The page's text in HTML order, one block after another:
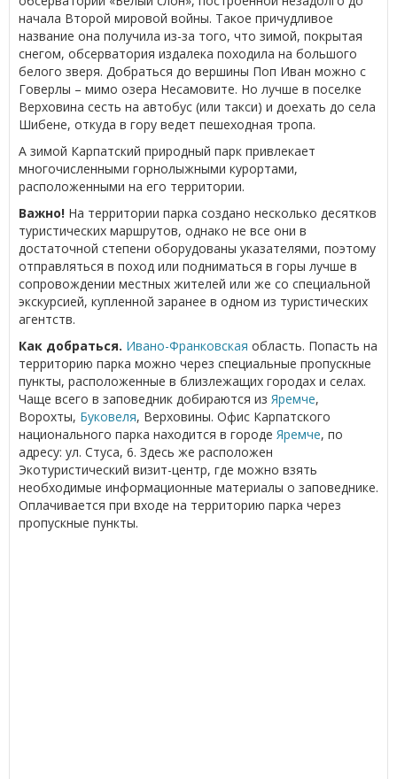
начала Второй мировой войны. Такое причудливое
название она получила из-за того, что зимой, покрытая
снегом, обсерватория издалека походила на большого
белого зверя. Добраться до вершины Поп Иван можно с
Говерлы – мимо озера Несамовите. Но лучше в поселке
Верховина сесть на автобус (или такси) и доехать до села
Шибене, откуда в гору ведет пешеходная тропа.
А зимой Карпатский природный парк привлекает
многочисленными горнолыжными курортами,
расположенными на его территории.
Важно! На территории парка создано несколько десятков
туристических маршрутов, однако не все они в
достаточной степени оборудованы указателями, поэтому
отправляться в поход или подниматься в горы лучше в
сопровождении местных жителей или же со специальной
экскурсией, купленной заранее в одном из туристических
агентств.
Как добраться. Ивано-Франковская область. Попасть на
территорию парка можно через специальные пропускные
пункты, расположенные в близлежащих городах и селах.
Чаще всего в заповедник добираются из Яремче,
Ворохты, Буковеля, Верховины. Офис Карпатского
национального парка находится в городе Яремче, по
адресу: ул. Стуса, 6. Здесь же расположен
Экотуристический визит-центр, где можно взять
необходимые информационные материалы о заповеднике.
Оплачивается при входе на территорию парка через
пропускные пункты.